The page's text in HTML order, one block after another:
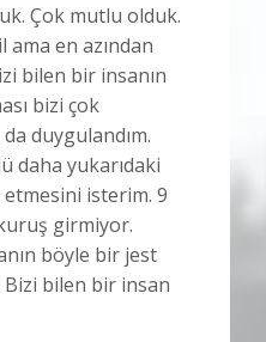
Çok mutlu olduk.
en azından
bilen bir insanın
bizi çok
duygulandım.
daha yukarıdaki
isterim. 9
girmiyor.
böyle bir jest
Bizi bilen bir insan